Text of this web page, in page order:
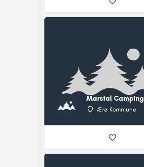
Marstal Camping
Ærø Kommune